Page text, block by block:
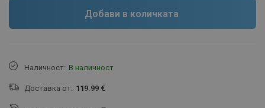
Добави в количката
Наличност: В наличност
Доставка от: 119.99 €